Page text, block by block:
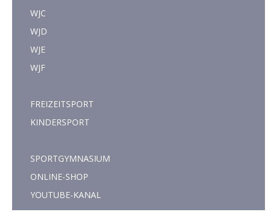
WJC
WJD
WJE
WJF
FREIZEITSPORT
KINDERSPORT
SPORTGYMNASIUM
ONLINE-SHOP
YOUTUBE-KANAL